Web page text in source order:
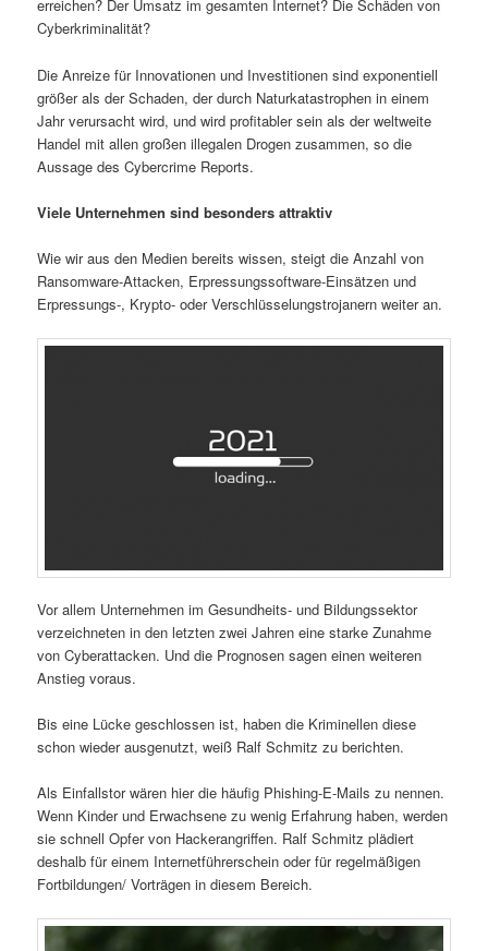
erreichen? Der Umsatz im gesamten Internet? Die Schäden von
Cyberkriminalität?
Die Anreize für Innovationen und Investitionen sind exponentiell
größer als der Schaden, der durch Naturkatastrophen in einem
Jahr verursacht wird, und wird profitabler sein als der weltweite
Handel mit allen großen illegalen Drogen zusammen, so die
Aussage des Cybercrime Reports.
Viele Unternehmen sind besonders attraktiv
Wie wir aus den Medien bereits wissen, steigt die Anzahl von
Ransomware-Attacken, Erpressungssoftware-Einsätzen und
Erpressungs-, Krypto- oder Verschlüsselungstrojanern weiter an.
Vor allem Unternehmen im Gesundheits- und Bildungssektor
verzeichneten in den letzten zwei Jahren eine starke Zunahme
von Cyberattacken. Und die Prognosen sagen einen weiteren
Anstieg voraus.
Bis eine Lücke geschlossen ist, haben die Kriminellen diese
schon wieder ausgenutzt, weiß Ralf Schmitz zu berichten.
Als Einfallstor wären hier die häufig Phishing-E-Mails zu nennen.
Wenn Kinder und Erwachsene zu wenig Erfahrung haben, werden
sie schnell Opfer von Hackerangriffen. Ralf Schmitz plädiert
deshalb für einem Internetführerschein oder für regelmäßigen
Fortbildungen/ Vorträgen in diesem Bereich.